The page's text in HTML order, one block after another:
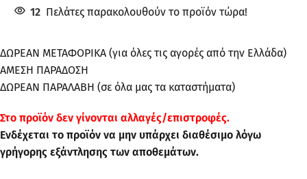
12 Πελάτες παρακολουθούν το προϊόν τώρα!
ΔΩΡΕΑΝ ΜΕΤΑΦΟΡΙΚΑ (για όλες τις αγορές από την Ελλάδα)
ΑΜΕΣΗ ΠΑΡΑΔΟΣΗ
ΔΩΡΕΑΝ ΠΑΡΑΛΑΒΗ (σε όλα μας τα καταστήματα)
Στo προϊόν δεν γίνονται αλλαγές/επιστροφές.
Ενδέχεται το προϊόν να μην υπάρχει διαθέσιμο λόγω
γρήγορης εξάντλησης των αποθεμάτων.